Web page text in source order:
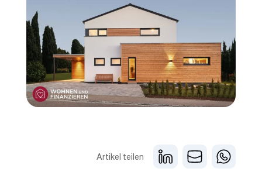
Artikel teilen